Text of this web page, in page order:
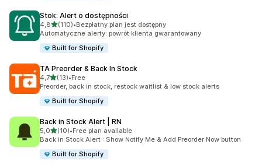
Stok: Alert o dostępności
4,8na 5 gwiazdek
(110)
Łączna liczba recenzji: 110
•Bezpłatny plan jest dostępny
Automatyczne alerty: powrót klienta gwarantowany
Built for Shopify
TA Preorder & Back In Stock
4,7na 5 gwiazdek
(13)
Łączna liczba recenzji: 13
•Free
Preorder, back in stock, restock waitlist & low stock alerts
Built for Shopify
Back in Stock Alert | RN
5,0na 5 gwiazdek
(10)
Łączna liczba recenzji: 10
•Free plan available
Back in Stock Alert : Show Notify Me & Add Preorder Now button
Built for Shopify